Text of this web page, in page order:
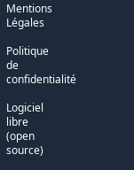
Mentions
Légales
Politique
de
confidentialité
Logiciel
libre
(open
source)